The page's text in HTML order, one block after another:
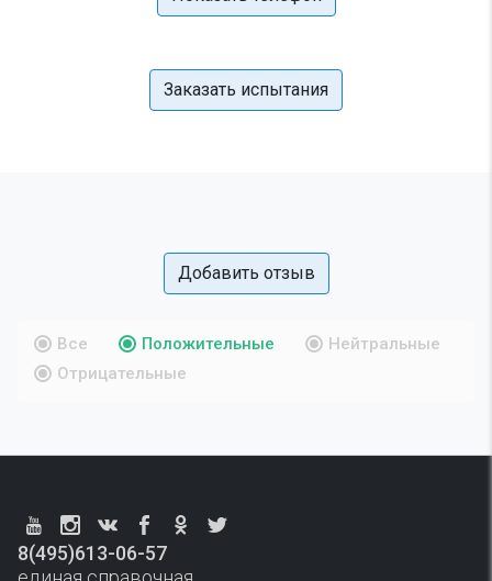
Заказать испытания
Добавить отзыв
Все Положительные
Нейтральные
Отрицательные
8(495)613-06-57